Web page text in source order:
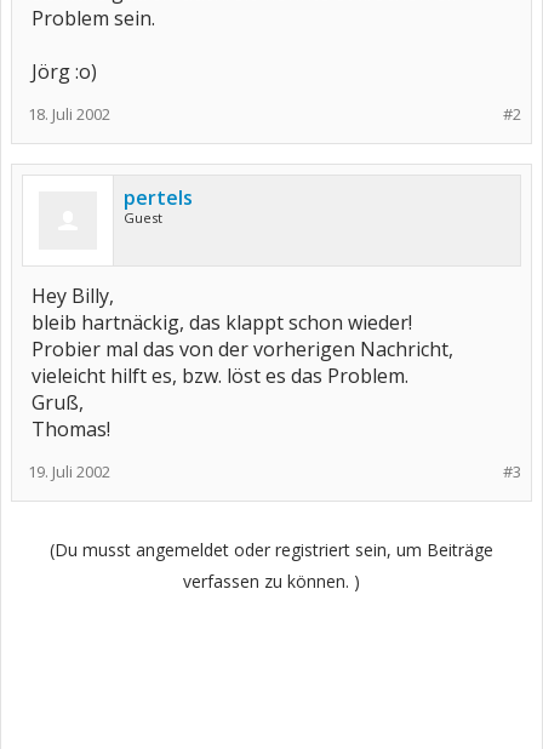
Problem sein.
Jörg :o)
#2
18. Juli 2002
pertels
Guest
Hey Billy,
bleib hartnäckig, das klappt schon wieder!
Probier mal das von der vorherigen Nachricht,
vieleicht hilft es, bzw. löst es das Problem.
Gruß,
Thomas!
#3
19. Juli 2002
(Du musst angemeldet oder registriert sein, um Beiträge
verfassen zu können. )